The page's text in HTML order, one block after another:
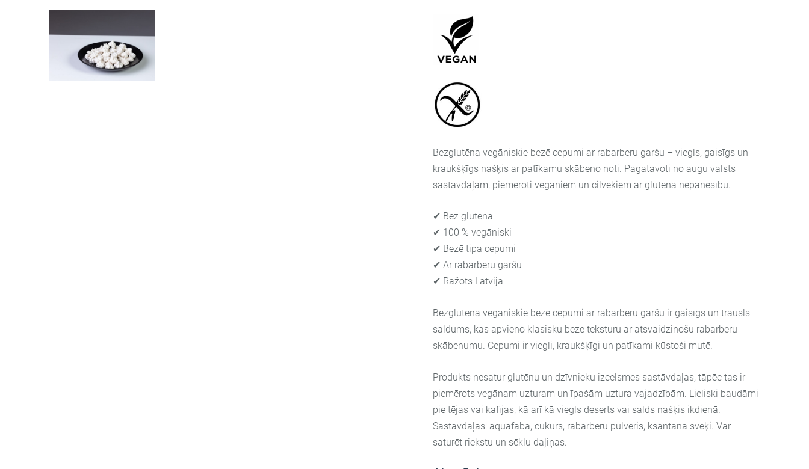
Bezglutēna vegāniskie bezē cepumi ar rabarberu garšu – viegls, gaisīgs un
kraukšķīgs našķis ar patīkamu skābeno noti. Pagatavoti no augu valsts
sastāvdaļām, piemēroti vegāniem un cilvēkiem ar glutēna nepanesību.
✔ Bez glutēna
✔ 100 % vegāniski
✔ Bezē tipa cepumi
✔ Ar rabarberu garšu
✔ Ražots Latvijā
Bezglutēna vegāniskie bezē cepumi ar rabarberu garšu ir gaisīgs un trausls
saldums, kas apvieno klasisku bezē tekstūru ar atsvaidzinošu rabarberu
skābenumu. Cepumi ir viegli, kraukšķīgi un patīkami kūstoši mutē.
Produkts nesatur glutēnu un dzīvnieku izcelsmes sastāvdaļas, tāpēc tas ir
piemērots vegānam uzturam un īpašām uztura vajadzībām. Lieliski baudāmi
pie tējas vai kafijas, kā arī kā viegls deserts vai salds našķis ikdienā.
Sastāvdaļas: aquafaba, cukurs, rabarberu pulveris, ksantāna sveķi. Var
saturēt riekstu un sēklu daļiņas.